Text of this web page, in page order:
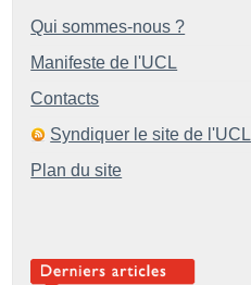
Qui sommes-nous ?
Manifeste de l'UCL
Contacts
Syndiquer le site de l'UCL
Plan du site